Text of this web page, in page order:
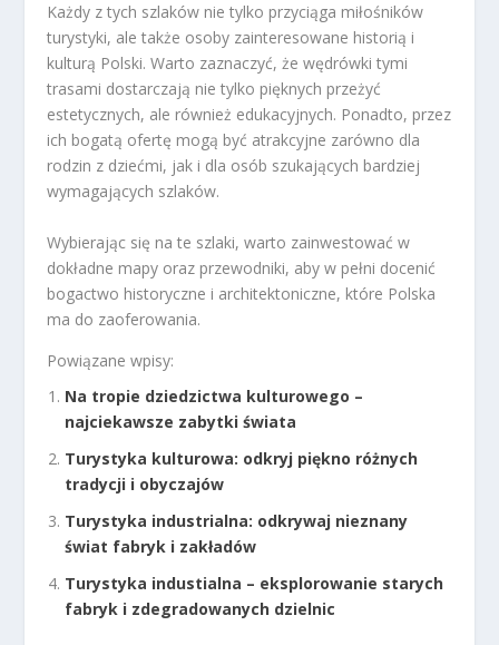
Każdy z tych szlaków nie tylko przyciąga miłośników
turystyki, ale także osoby zainteresowane historią i
kulturą Polski. Warto zaznaczyć, że wędrówki tymi
trasami dostarczają nie tylko pięknych przeżyć
estetycznych, ale również edukacyjnych. Ponadto, przez
ich bogatą ofertę mogą być atrakcyjne zarówno dla
rodzin z dziećmi, jak i dla osób szukających bardziej
wymagających szlaków.
Wybierając się na te szlaki, warto zainwestować w
dokładne mapy oraz przewodniki, aby w pełni docenić
bogactwo historyczne i architektoniczne, które Polska
ma do zaoferowania.
Powiązane wpisy:
Na tropie dziedzictwa kulturowego –
najciekawsze zabytki świata
Turystyka kulturowa: odkryj piękno różnych
tradycji i obyczajów
Turystyka industrialna: odkrywaj nieznany
świat fabryk i zakładów
Turystyka industialna – eksplorowanie starych
fabryk i zdegradowanych dzielnic